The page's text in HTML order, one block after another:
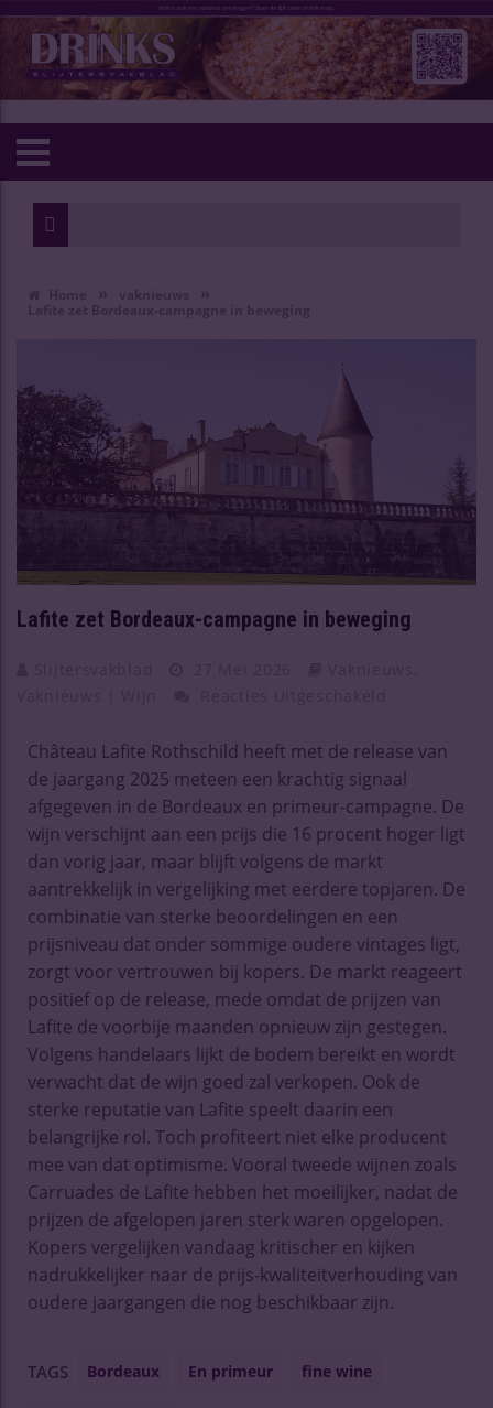
Lafite zet Bordeaux-campagne in beweging
Château Lafite Rothschild heeft met de release van
de jaargang 2025 meteen een krachtig signaal
afgegeven in de Bordeaux en primeur-campagne. De
wijn verschijnt aan een prijs die 16 procent hoger ligt
dan vorig jaar, maar blijft volgens de markt
aantrekkelijk in vergelijking met eerdere topjaren. De
combinatie van sterke beoordelingen en een
prijsniveau dat onder sommige oudere vintages ligt,
zorgt voor vertrouwen bij kopers. De markt reageert
positief op de release, mede omdat de prijzen van
Lafite de voorbije maanden opnieuw zijn gestegen.
Volgens handelaars lijkt de bodem bereikt en wordt
verwacht dat de wijn goed zal verkopen. Ook de
sterke reputatie van Lafite speelt daarin een
belangrijke rol. Toch profiteert niet elke producent
mee van dat optimisme. Vooral tweede wijnen zoals
Carruades de Lafite hebben het moeilijker, nadat de
prijzen de afgelopen jaren sterk waren opgelopen.
Kopers vergelijken vandaag kritischer en kijken
nadrukkelijker naar de prijs-kwaliteitverhouding van
oudere jaargangen die nog beschikbaar zijn.
TAGS Bordeaux En primeur fine wine